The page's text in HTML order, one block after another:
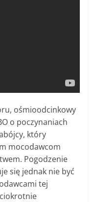
ośmioodcinkowy
o poczynaniach
który
mocodawcom
Pogodzenie
się jednak nie być
tej